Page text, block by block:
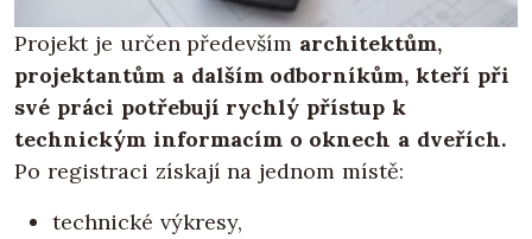
Projekt je určen především architektům,
projektantům a dalším odborníkům, kteří při
své práci potřebují rychlý přístup k
technickým informacím o oknech a dveřích.
Po registraci získají na jednom místě:
technické výkresy,